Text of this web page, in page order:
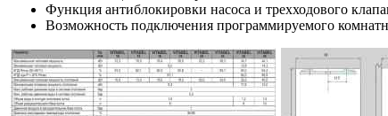
Функция антиблокировки насоса и трехходового
Возможность подключения программируемого